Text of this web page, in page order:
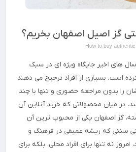
گز اصیل اصفهان بخریم؟
How to buy
سال های اخیر جایگاه ویژه ای در سبک
است. بسیاری از افراد ترجیح می دهند
را بدون مراجعه حضوری و تنها با چند
در میان محصولاتی که خرید آنلاین آن
گز اصفهان یکی از محبوب ترین آن
سنتی که ریشه عمیقی در فرهنگ و
امروز نه تنها برای افراد محلی، بلکه برای